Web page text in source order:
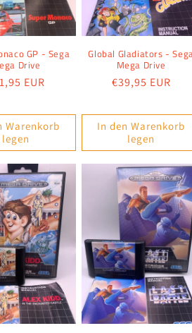
GP - Sega
Drive
EUR
Warenkorb
legen
Global Gladiators -
Mega Drive
Normaler
€39,95 EUR
In den Warenkorb
legen